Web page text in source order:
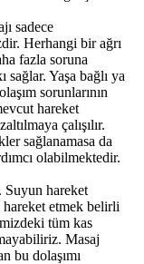
sadece
Herhangi bir ağrı
fazla soruna
Yaşa bağlı ya
sorunlarının
hareket
çalışılır.
sağlanamasa da
olabilmektedir.
Suyun hareket
etmek belirli
tüm kas
Masaj
bu dolaşımı